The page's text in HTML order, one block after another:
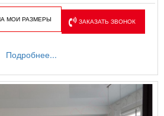
МОИ РАЗМЕРЫ ЗАКАЗАТЬ ЗВОНОК
Подробнее...